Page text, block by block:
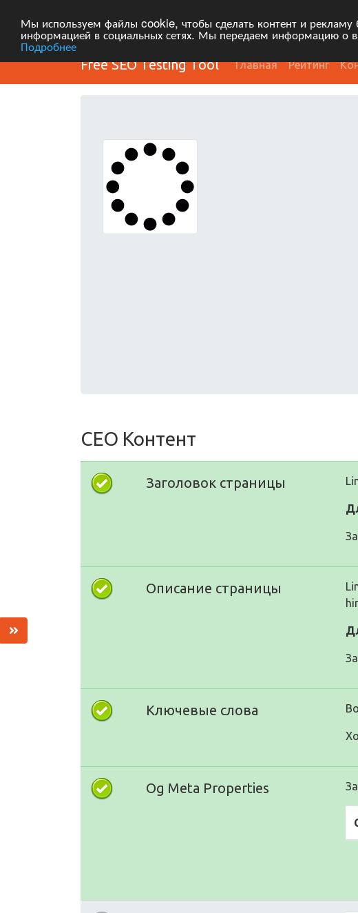
Мы используем файлы cookie, чтобы сделать контент и
информацией в социальных сетях. Мы передаем информацию о
Подробнее
Free SEO Testing Tool Главная Рейтинг
СЕО Контент
Заголовок страницы
Описание страницы
Ключевые слова
Og Meta Properties